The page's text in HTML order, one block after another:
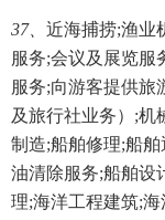
37、 近海捕捞;渔业
服务;会议及展览服
服务;向游客提供旅
及旅行社业务）;机
制造;船舶修理;船
油清除服务;船舶设
理;海洋工程建筑;海